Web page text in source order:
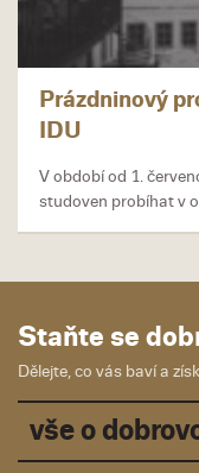
Prázdninový
IDU
V období od 1.
studoven probíhat v
Staňte se
Dělejte, co vás baví a
vše o